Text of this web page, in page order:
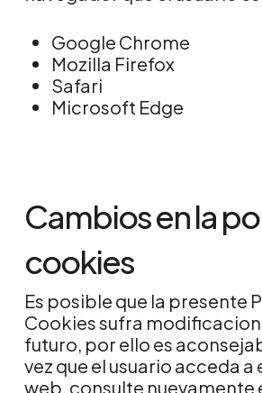
Google Chrome
Mozilla Firefox
Safari
Microsoft Edge
Cambios en la
cookies
Es posible que la presente
Cookies sufra
futuro, por ello es
vez que el usuario acceda a
web, consulte nuevamente